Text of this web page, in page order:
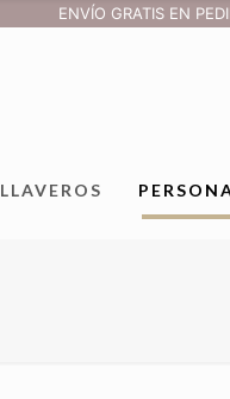
LLAVEROS
ENVÍO GRATIS EN